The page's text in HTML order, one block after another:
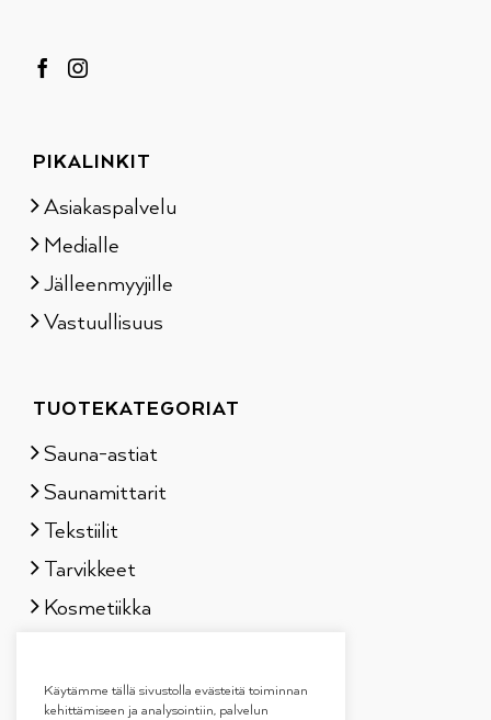
PIKALINKIT
Asiakaspalvelu
Medialle
Jälleenmyyjille
Vastuullisuus
TUOTEKATEGORIAT
Sauna-astiat
Saunamittarit
Tekstiilit
Tarvikkeet
Kosmetiikka
Lahjapakkaukset
Käytämme tällä sivustolla evästeitä toiminnan
kehittämiseen ja analysointiin, palvelun